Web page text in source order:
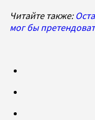
Читайте также:
мог бы